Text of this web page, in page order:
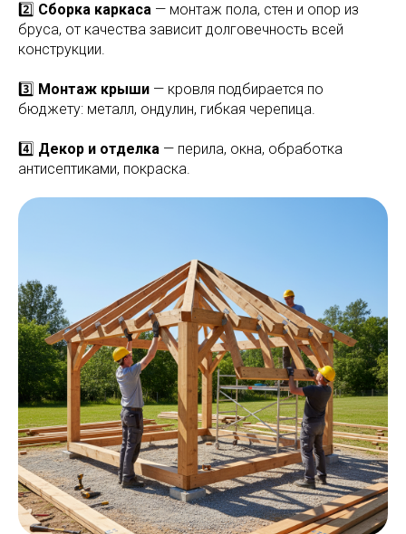
2️⃣ Сборка каркаса — монтаж пола, стен и опор из
бруса, от качества зависит долговечность всей
конструкции.
3️⃣ Монтаж крыши — кровля подбирается по
бюджету: металл, ондулин, гибкая черепица.
4️⃣ Декор и отделка — перила, окна, обработка
антисептиками, покраска.